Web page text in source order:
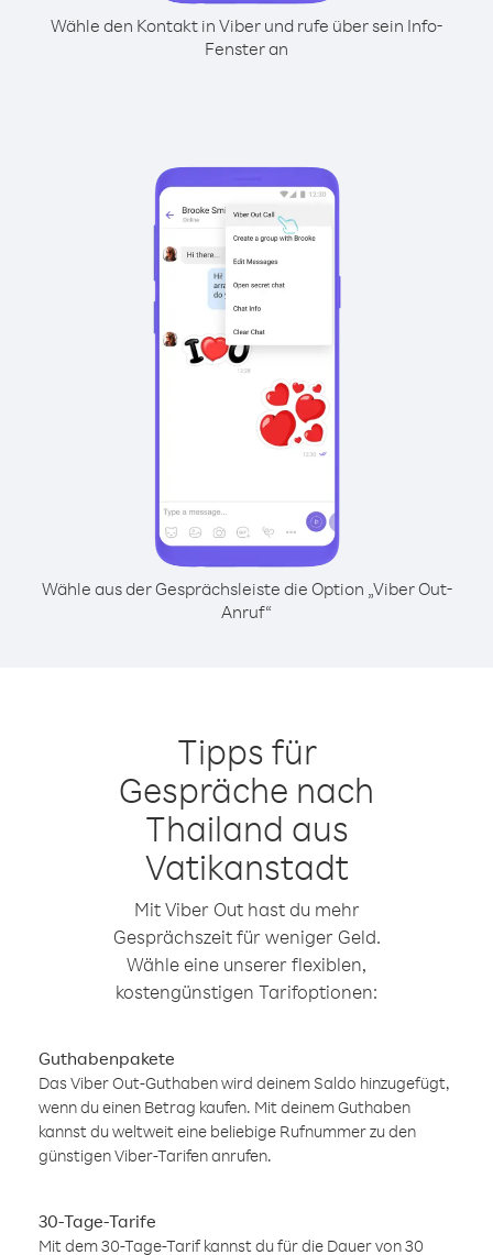
Wähle den Kontakt in Viber und rufe über sein Info-
Fenster an
Wähle aus der Gesprächsleiste die Option „Viber Out-
Anruf“
Tipps für
Gespräche nach
Thailand aus
Vatikanstadt
Mit Viber Out hast du mehr
Gesprächszeit für weniger Geld.
Wähle eine unserer flexiblen,
kostengünstigen Tarifoptionen:
Guthabenpakete
Das Viber Out-Guthaben wird deinem Saldo hinzugefügt,
wenn du einen Betrag kaufen. Mit deinem Guthaben
kannst du weltweit eine beliebige Rufnummer zu den
günstigen Viber-Tarifen anrufen.
30-Tage-Tarife
Mit dem 30-Tage-Tarif kannst du für die Dauer von 30